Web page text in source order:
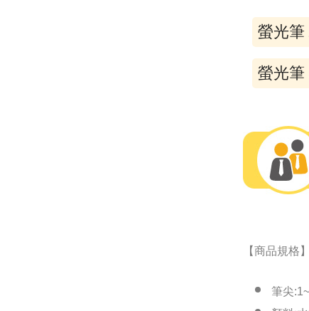
螢光筆
螢光筆
【商品規格】
筆尖